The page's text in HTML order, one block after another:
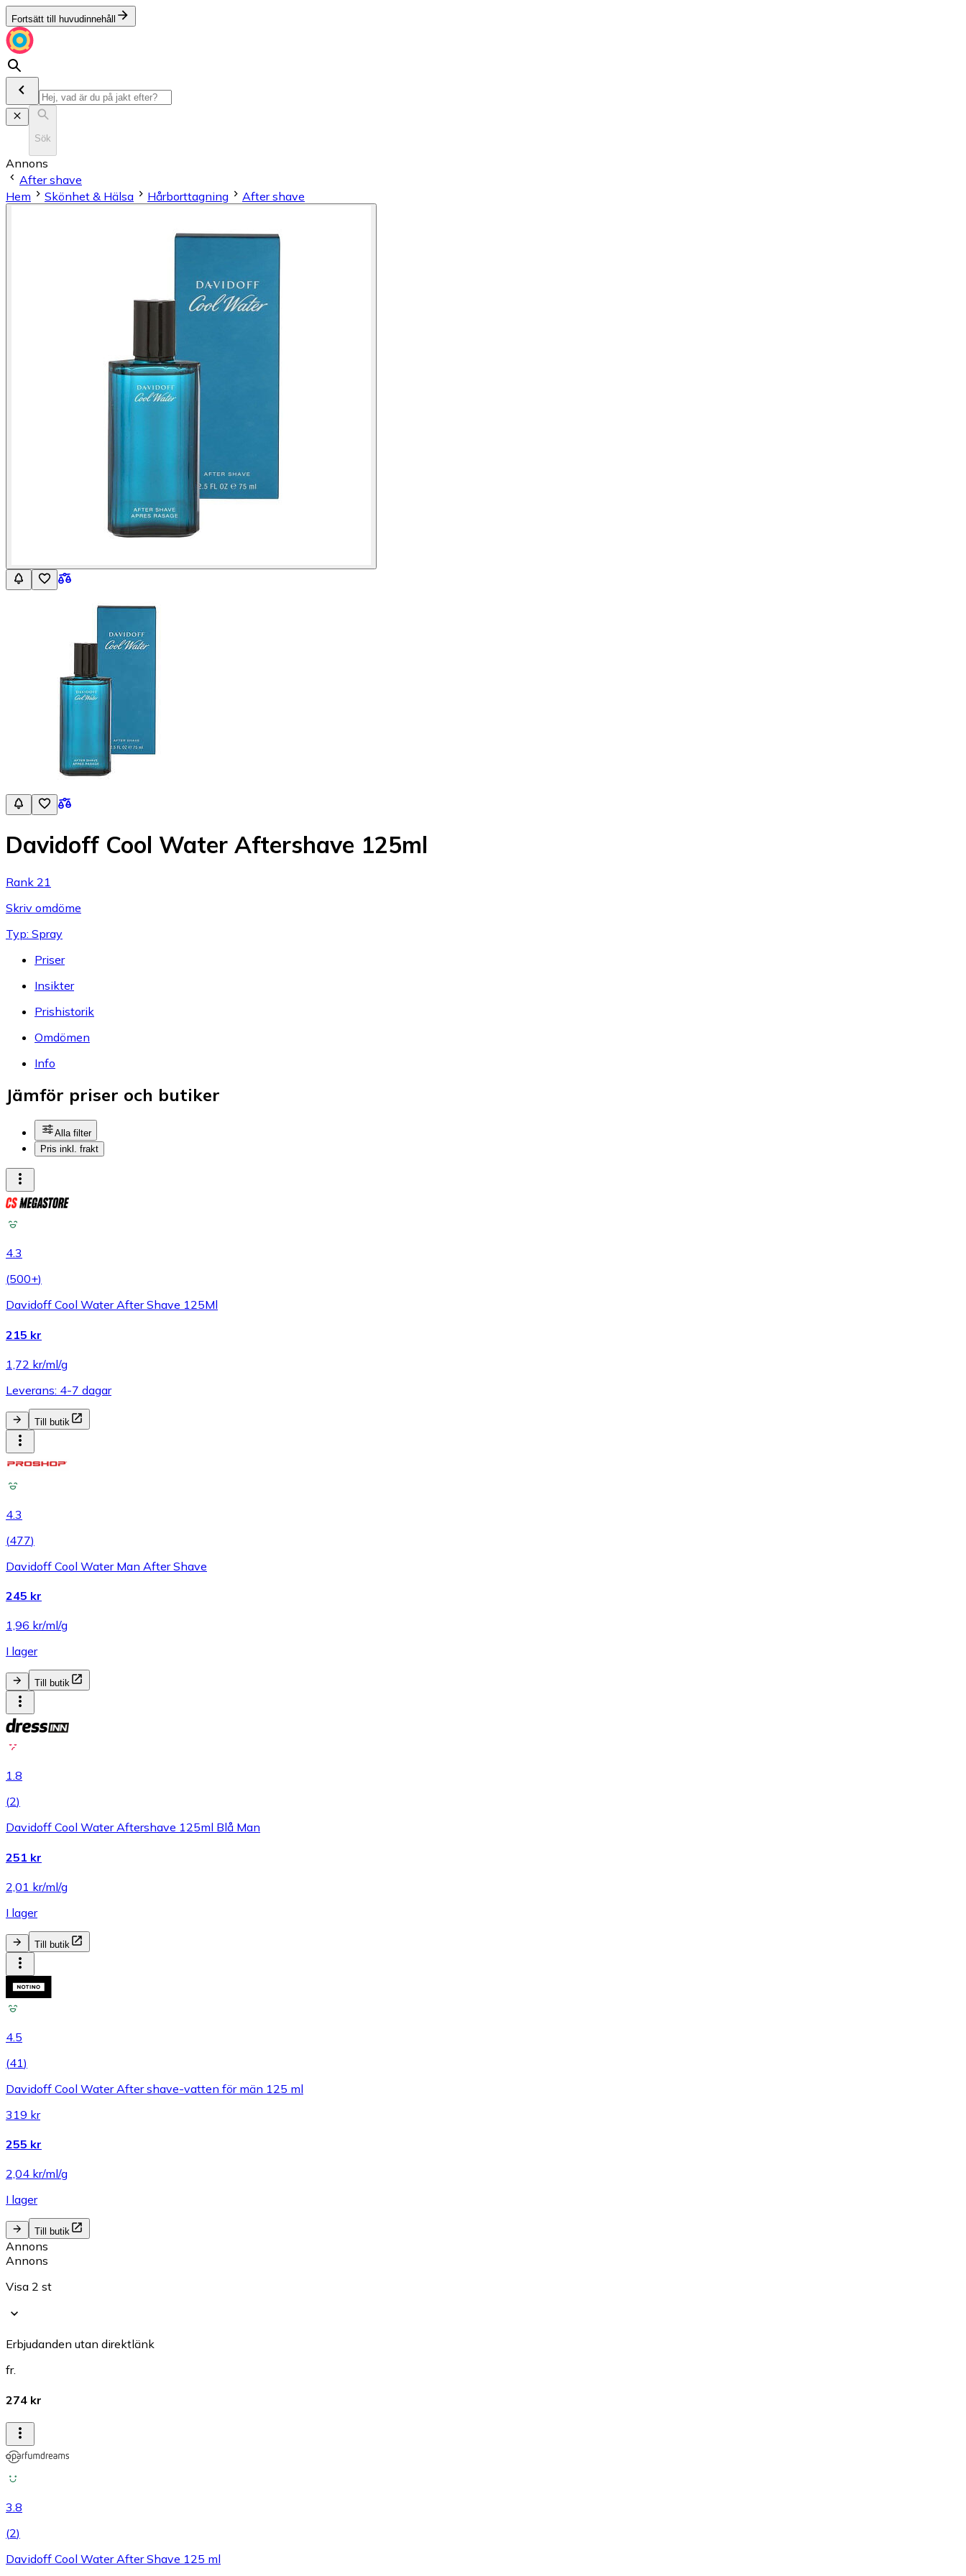
Fortsätt till huvudinnehåll
Sök
Annons
After shave
Hem
Skönhet & Hälsa Hårborttagning After shave
Davidoff Cool Water Aftershave 125ml
Rank 21
Skriv omdöme
Typ: Spray
Priser
Insikter
Prishistorik
Omdömen
Info
Jämför priser och butiker
Alla filter
Pris inkl. frakt
4.3
(500+)
Davidoff Cool Water After Shave 125Ml
215 kr
1,72 kr/ml/g
Leverans: 4-7 dagar
Till butik
4.3
(477)
Davidoff Cool Water Man After Shave
245 kr
1,96 kr/ml/g
I lager
Till butik
1.8
(2)
Davidoff Cool Water Aftershave 125ml Blå Man
251 kr
2,01 kr/ml/g
I lager
Till butik
4.5
(41)
Davidoff Cool Water After shave-vatten för män 125 ml
319 kr
255 kr
2,04 kr/ml/g
I lager
Till butik
Annons
Annons
Visa 2 st
Erbjudanden utan direktlänk
fr.
274 kr
3.8
(2)
Davidoff Cool Water After Shave 125 ml